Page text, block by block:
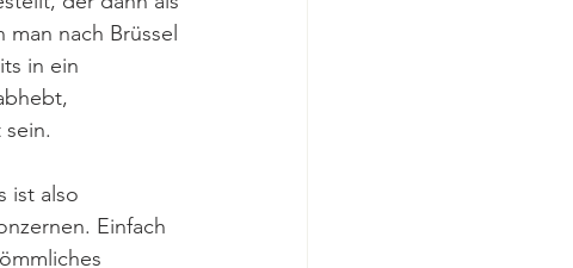
nach Brüssel
in ein
sein.
ist also
Einfach